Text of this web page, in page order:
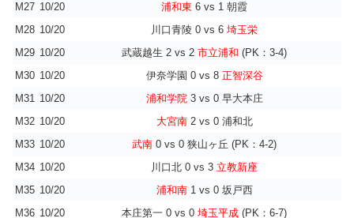
M27 10/20 浦和東 6 vs 1 朝霞
M28 10/20 川口青陵 0 vs 6 埼玉栄
M29 10/20 武蔵越生 2 vs 2 市立浦和 (PK：3-4)
M30 10/20 伊奈学園 0 vs 8 正智深谷
M31 10/20 浦和学院3 vs 0 早大本庄
M32 10/20 大宮南2 vs 0 浦和北
M33 10/20 武南 0 vs 0 狭山ヶ丘 (PK：4-2)
M34 10/20 川口北 0 vs 3 立教新座
M35 10/20 浦和南1 vs 0 坂戸西
M36 10/20 本庄第一 0 vs 0 埼玉平成 (PK：6-7)